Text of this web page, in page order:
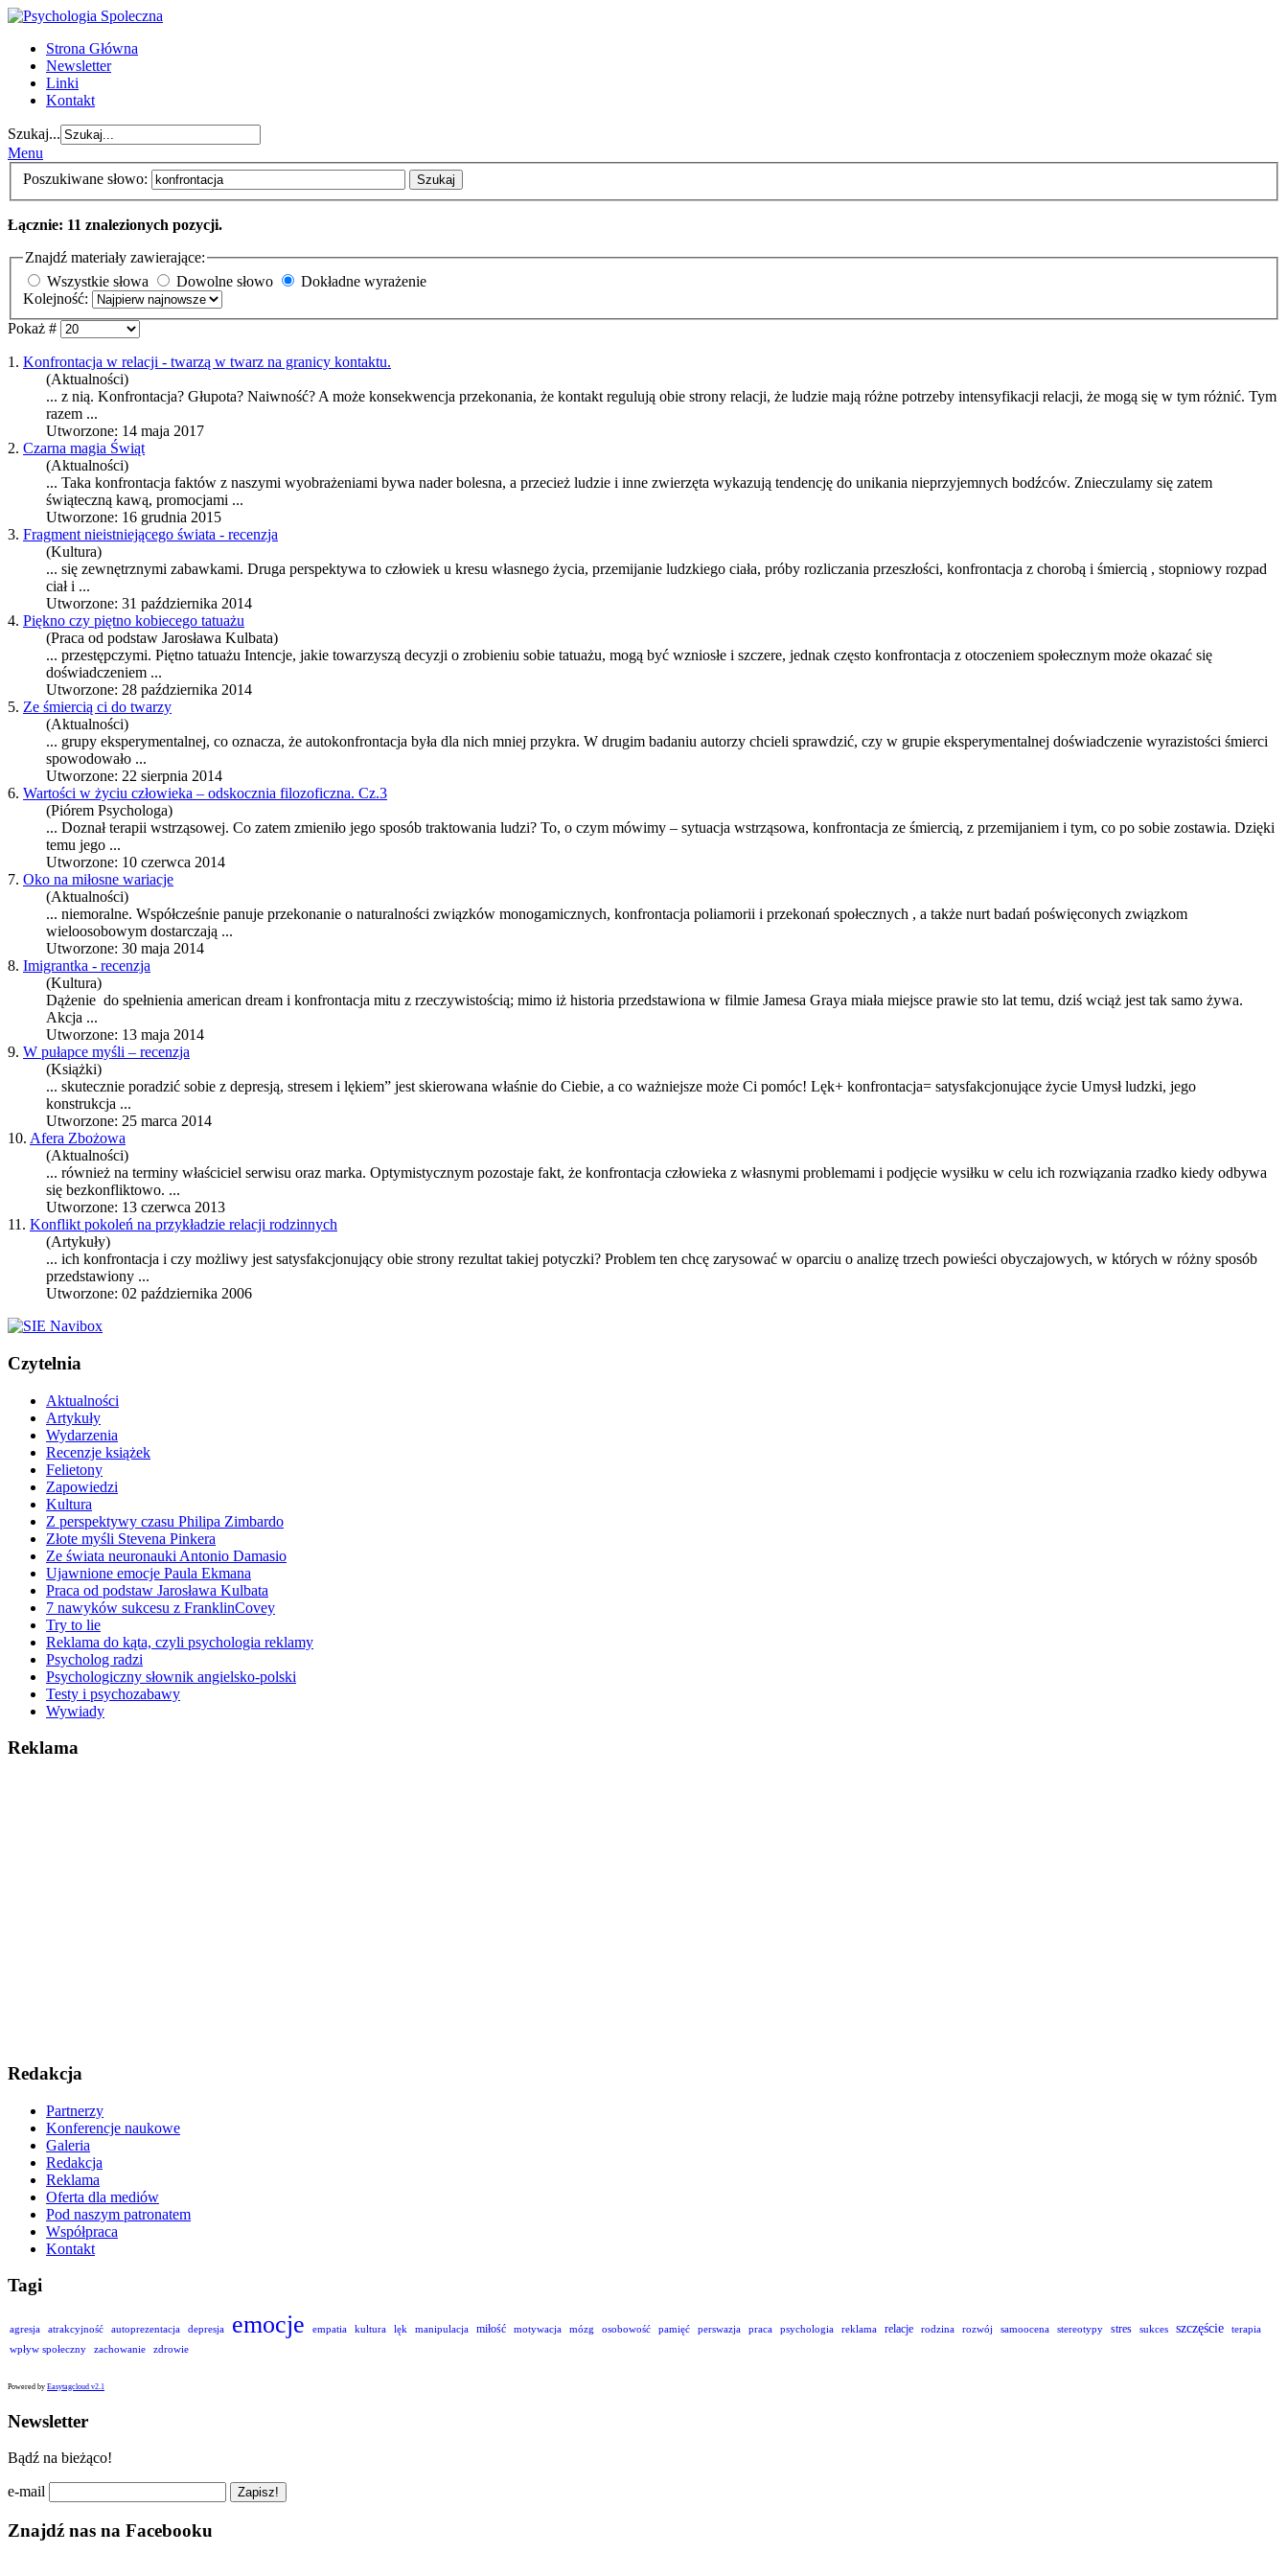
Strona Główna
Newsletter
Linki
Kontakt
Szukaj...
Menu
Poszukiwane słowo:
Szukaj
Łącznie: 11 znalezionych pozycji.
Znajdź materiały zawierające:
Wszystkie słowa
Dowolne słowo
Dokładne wyrażenie
Kolejność:
Pokaż #
1. Konfrontacja w relacji - twarzą w twarz na granicy kontaktu.
(Aktualności)
... z nią. Konfrontacja? Głupota? Naiwność? A może konsekwencja przekonania, że kontakt regulują obie strony relacji, że ludzie mają różne potrzeby intensyfikacji relacji, że mogą się w tym różnić. Tym
razem ...
Utworzone: 14 maja 2017
2. Czarna magia Świąt
(Aktualności)
... Taka konfrontacja faktów z naszymi wyobrażeniami bywa nader bolesna, a przecież ludzie i inne zwierzęta wykazują tendencję do unikania nieprzyjemnych bodźców. Znieczulamy się zatem
świąteczną kawą, promocjami ...
Utworzone: 16 grudnia 2015
3. Fragment nieistniejącego świata - recenzja
(Kultura)
... się zewnętrznymi zabawkami. Druga perspektywa to człowiek u kresu własnego życia, przemijanie ludzkiego ciała, próby rozliczania przeszłości, konfrontacja z chorobą i śmiercią , stopniowy rozpad
ciał i ...
Utworzone: 31 października 2014
4. Piękno czy piętno kobiecego tatuażu
(Praca od podstaw Jarosława Kulbata)
... przestępczymi. Piętno tatuażu Intencje, jakie towarzyszą decyzji o zrobieniu sobie tatuażu, mogą być wzniosłe i szczere, jednak często konfrontacja z otoczeniem społecznym może okazać się
doświadczeniem ...
Utworzone: 28 października 2014
5. Ze śmiercią ci do twarzy
(Aktualności)
... grupy eksperymentalnej, co oznacza, że autokonfrontacja była dla nich mniej przykra. W drugim badaniu autorzy chcieli sprawdzić, czy w grupie eksperymentalnej doświadczenie wyrazistości śmierci
spowodowało ...
Utworzone: 22 sierpnia 2014
6. Wartości w życiu człowieka – odskocznia filozoficzna. Cz.3
(Piórem Psychologa)
... Doznał terapii wstrząsowej. Co zatem zmieniło jego sposób traktowania ludzi? To, o czym mówimy – sytuacja wstrząsowa, konfrontacja ze śmiercią, z przemijaniem i tym, co po sobie zostawia. Dzięki
temu jego ...
Utworzone: 10 czerwca 2014
7. Oko na miłosne wariacje
(Aktualności)
... niemoralne. Współcześnie panuje przekonanie o naturalności związków monogamicznych, konfrontacja poliamorii i przekonań społecznych , a także nurt badań poświęconych związkom
wieloosobowym dostarczają ...
Utworzone: 30 maja 2014
8. Imigrantka - recenzja
(Kultura)
Dążenie do spełnienia american dream i konfrontacja mitu z rzeczywistością; mimo iż historia przedstawiona w filmie Jamesa Graya miała miejsce prawie sto lat temu, dziś wciąż jest tak samo żywa.
Akcja ...
Utworzone: 13 maja 2014
9. W pułapce myśli – recenzja
(Książki)
... skutecznie poradzić sobie z depresją, stresem i lękiem” jest skierowana właśnie do Ciebie, a co ważniejsze może Ci pomóc! Lęk+ konfrontacja= satysfakcjonujące życie Umysł ludzki, jego
konstrukcja ...
Utworzone: 25 marca 2014
10. Afera Zbożowa
(Aktualności)
... również na terminy właściciel serwisu oraz marka. Optymistycznym pozostaje fakt, że konfrontacja człowieka z własnymi problemami i podjęcie wysiłku w celu ich rozwiązania rzadko kiedy odbywa
się bezkonfliktowo. ...
Utworzone: 13 czerwca 2013
11. Konflikt pokoleń na przykładzie relacji rodzinnych
(Artykuły)
... ich konfrontacja i czy możliwy jest satysfakcjonujący obie strony rezultat takiej potyczki? Problem ten chcę zarysować w oparciu o analizę trzech powieści obyczajowych, w których w różny sposób
przedstawiony ...
Utworzone: 02 października 2006
Czytelnia
Aktualności
Artykuły
Wydarzenia
Recenzje książek
Felietony
Zapowiedzi
Kultura
Z perspektywy czasu Philipa Zimbardo
Złote myśli Stevena Pinkera
Ze świata neuronauki Antonio Damasio
Ujawnione emocje Paula Ekmana
Praca od podstaw Jarosława Kulbata
7 nawyków sukcesu z FranklinCovey
Try to lie
Reklama do kąta, czyli psychologia reklamy
Psycholog radzi
Psychologiczny słownik angielsko-polski
Testy i psychozabawy
Wywiady
Reklama
Redakcja
Partnerzy
Konferencje naukowe
Galeria
Redakcja
Reklama
Oferta dla mediów
Pod naszym patronatem
Współpraca
Kontakt
Tagi
agresja atrakcyjność autoprezentacja depresja emocje empatia kultura lęk manipulacja miłość motywacja mózg osobowość pamięć perswazja praca psychologia reklama relacje rodzina rozwój samoocena stereotypy stres sukces szczęście
terapia
wpływ społeczny
zachowanie zdrowie
Powered by Easytagcloud v2.1
Newsletter
Bądź na bieżąco!
e-mail
Znajdź nas na Facebooku